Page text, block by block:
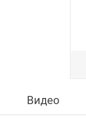
Видео